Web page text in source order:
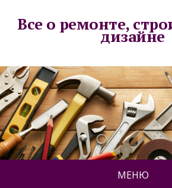
Все о ремонте,
дизайне
МЕНЮ